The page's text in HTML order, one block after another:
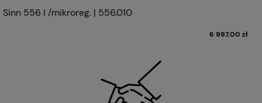
Sinn 556 I /mikroreg. | 556.010
6 997,00 zł